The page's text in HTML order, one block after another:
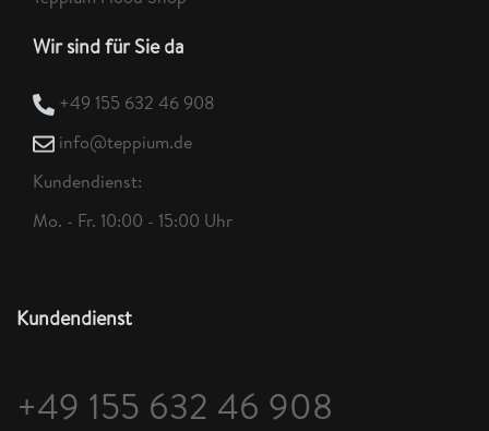
Wir sind für Sie da
+49 155 632 46 908
info@teppium.de
Kundendienst:
Mo. - Fr. 10:00 - 15:00 Uhr
Kundendienst
+49 155 632 46 908